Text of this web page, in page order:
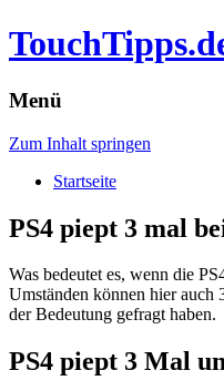
Menü
Zum Inhalt springen
Startseite
PS4 piept 3 mal
Was bedeutet es, wenn die
Umständen können hier auch
der Bedeutung gefragt haben.
PS4 piept 3 Mal